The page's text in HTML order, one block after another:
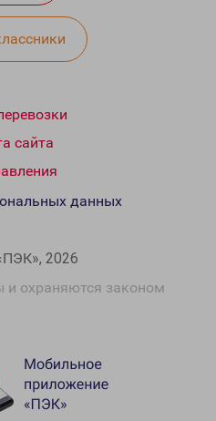
сайта
2026
охраняются законом
данных